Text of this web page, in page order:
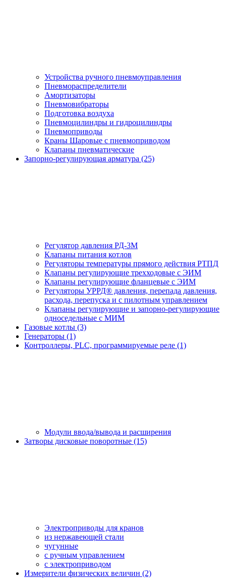
Устройства ручного пневмоуправления
Пневмораспределители
Амортизаторы
Пневмовибраторы
Подготовка воздуха
Пневмоцилиндры и гидроцилиндры
Пневмоприводы
Краны Шаровые с пневмоприводом
Клапаны пневматические
Запорно-регулирующая арматура (25)
Регулятор давления РД-3М
Клапаны питания котлов
Регуляторы температуры прямого действия РТПД
Клапаны регулирующие трехходовые с ЭИМ
Клапаны регулирующие фланцевые с ЭИМ
Регуляторы УРРД® давления, перепада давления,
расхода, перепуска и с пилотным управлением
Клапаны регулирующие и запорно-регулирующие
односедельные с МИМ
Газовые котлы (3)
Генераторы (1)
Контроллеры, PLС, программируемые реле (1)
Модули ввода/вывода и расширения
Затворы дисковые поворотные (15)
Электроприводы для кранов
из нержавеющей стали
чугунные
с ручным управлением
c электроприводом
Измерители физических величин (2)